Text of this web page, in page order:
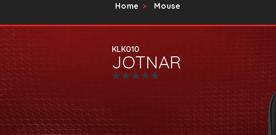
>
Home Mouse
JOTNAR
Ainda sem avaliações
KLK010